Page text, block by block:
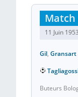
11 Juin
Gil, Gransart
Buteurs